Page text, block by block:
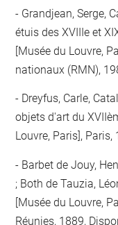
Grandjean, Serge,
étuis des XVIIIe et
[Musée du Louvre,
nationaux (RMN),
Dreyfus, Carle,
objets d'art du
Louvre, Paris], Paris,
Barbet de Jouy,
; Both de Tauzia,
[Musée du Louvre,
Réunies, 1889,